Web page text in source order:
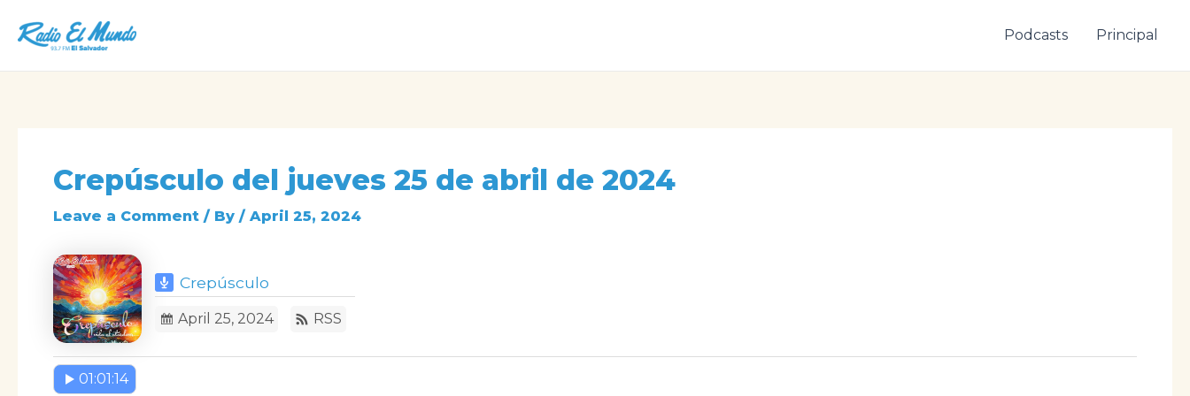
content
Podcasts Principal
Crepúsculo del jueves 25 de abril de 2024
Leave a Comment / By / April 25, 2024
Crepúsculo
April 25, 2024 RSS
01:01:14